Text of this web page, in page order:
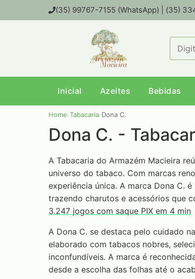
(35) 99767-7155 (WhatsApp) | (35)
Inicial Azeites Bebidas
Home›Tabacaria›Dona C.
Dona C. -
A Tabacaria do Armazém Macieira
universo do tabaco. Com marcas
experiência única. A marca Dona C.
trazendo charutos e acessórios que
3.247 jogos com saque PIX em 4 min
A Dona C. se destaca pelo cuidado
elaborado com tabacos nobres,
inconfundíveis. A marca é
desde a escolha das folhas até o